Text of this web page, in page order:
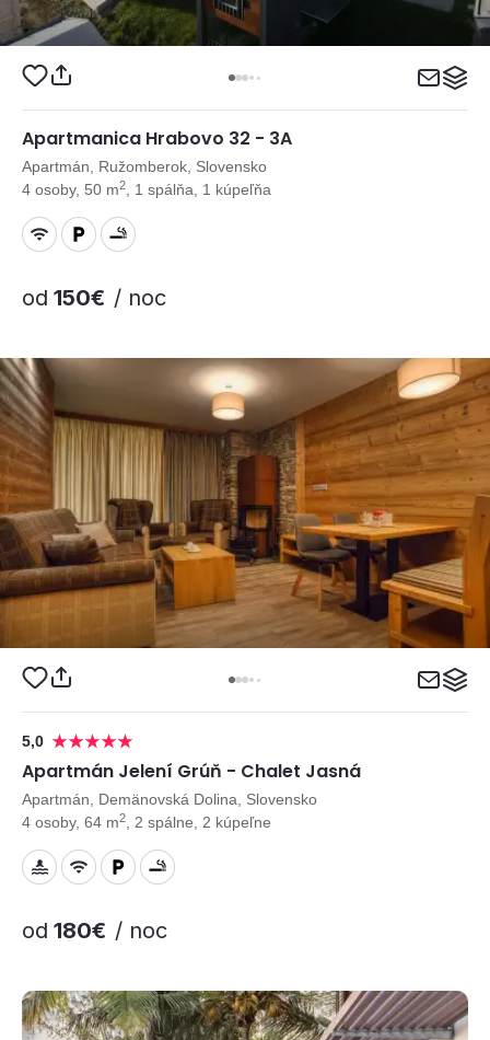
Apartmanica Hrabovo 32 - 3A
Apartmán, Ružomberok, Slovensko
4 osoby, 50 m2 , 1 spálňa, 1 kúpeľňa
od 150€ / noc
5,0
Apartmán Jelení Grúň - Chalet Jasná
Apartmán, Demänovská Dolina, Slovensko
4 osoby, 64 m2 , 2 spálne, 2 kúpeľne
od 180€ / noc